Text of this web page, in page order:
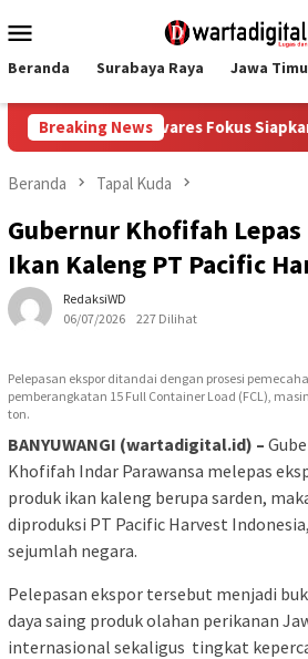
ke
Mobile
Beranda Surabaya Raya Jawa
Breaking News
Coach Tavares Fokus Siapkan
Beranda Tapal Kuda
Gubernur Khofifah Lepas
Ikan Kaleng PT Pacific
RedaksiWD
06/07/2026
227 Dilihat
Pelepasan ekspor ditandai dengan prosesi
pemberangkatan 15 Full Container Load (FCL),
ton.
BANYUWANGI (wartadigital.id) –
Khofifah Indar Parawansa melepas
produk ikan kaleng berupa sarden,
diproduksi PT Pacific Harvest
sejumlah negara.
Pelepasan ekspor tersebut menjadi
daya saing produk olahan perikanan
internasional sekaligus tingkat